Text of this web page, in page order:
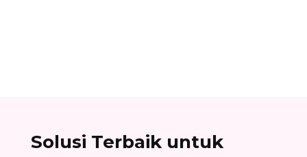
Solusi Terbaik untuk